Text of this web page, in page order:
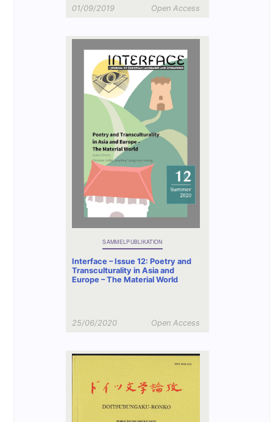
01/09/2019 Open Access
SAMMELPUBLIKATION
Interface – Issue 12: Poetry and
Transculturality in Asia and
Europe – The Material World
25/06/2020 Open Access